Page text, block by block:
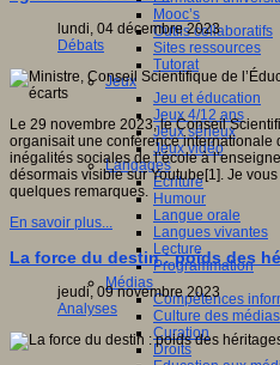
Mooc’s
Outils collaboratifs
Sites ressources
Tutorat
Jeux
Jeu et éducation
Jeux 4/12 ans
Jeux sérieux
Jeux vidéo
Langages
Ecriture
Humour
Langue orale
Langues vivantes
Lecture
Programmation
Médias
Compétences
Culture des médias
Curation
Droits
lundi, 04 décembre 2023
Débats
Le 29 novembre 2023, le Conseil
organisait une conférence internationale
inégalités sociales de l’école à
désormais visible sur Youtube[1]. Je
quelques remarques.
En savoir plus...
La force du destin : poids des
jeudi, 09 novembre 2023
Analyses